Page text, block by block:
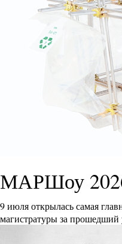
МАРШоу
9 июля открылась самая
магистратуры за